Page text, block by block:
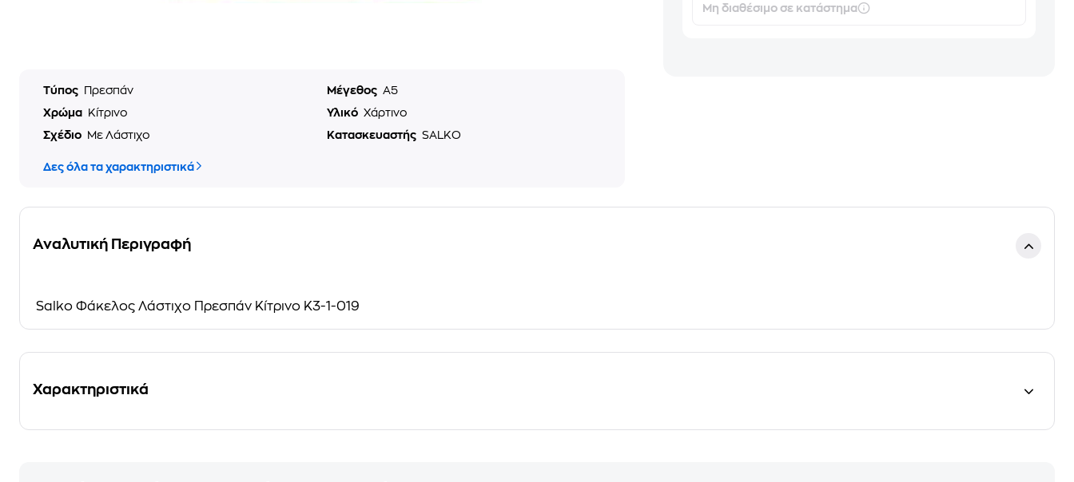
Τύπος Πρεσπάν Μέγεθος A5
Χρώμα
Κίτρινο Υλικό Χάρτινο
Σχέδιο
Με Λάστιχο Κατασκευαστής SALKO
Δες όλα τα χαρακτηριστικά
Μη διαθέσιμο σε κατάστημα
Αναλυτική Περιγραφή
Salko Φάκελος Λάστιχο Πρεσπάν Κίτρινο Κ3-1-019
Χαρακτηριστικά